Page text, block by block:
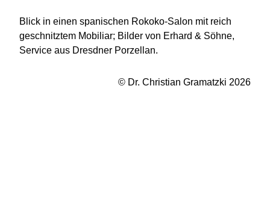
Blick in einen spanischen Rokoko-Salon mit reich
geschnitztem Mobiliar; Bilder von Erhard & Söhne,
Service aus Dresdner Porzellan.
© Dr. Christian Gramatzki 2026